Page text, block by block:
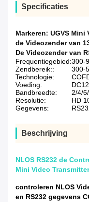
Specificaties
Markeren: UGVS Mini
de Videozender van
De Videozender van
Frequentiegebied:300-
Zendbereik::
300-
Technologie:
Voeding:
Bandbreedte:
2/4/
Resolutie:
HD
Gegevens:
Beschrijving
NLOS RS232 de
Mini Video Transmitter
controleren NLOS
en RS232 gegevens